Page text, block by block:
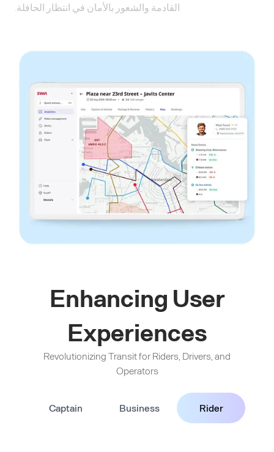
القادمة والشعور بالأمان في انتظار الحافلة.
Enhancing User
Experiences
Revolutionizing Transit for Riders, Drivers, and
Operators
Rider
Business
Captain